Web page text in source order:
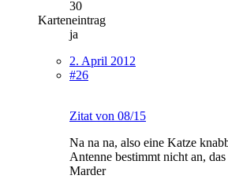
30
Karteneintrag
ja
2. April 2012
#26
Zitat von 08/15
Na na na, also eine Katze
Antenne bestimmt nicht an,
Marder